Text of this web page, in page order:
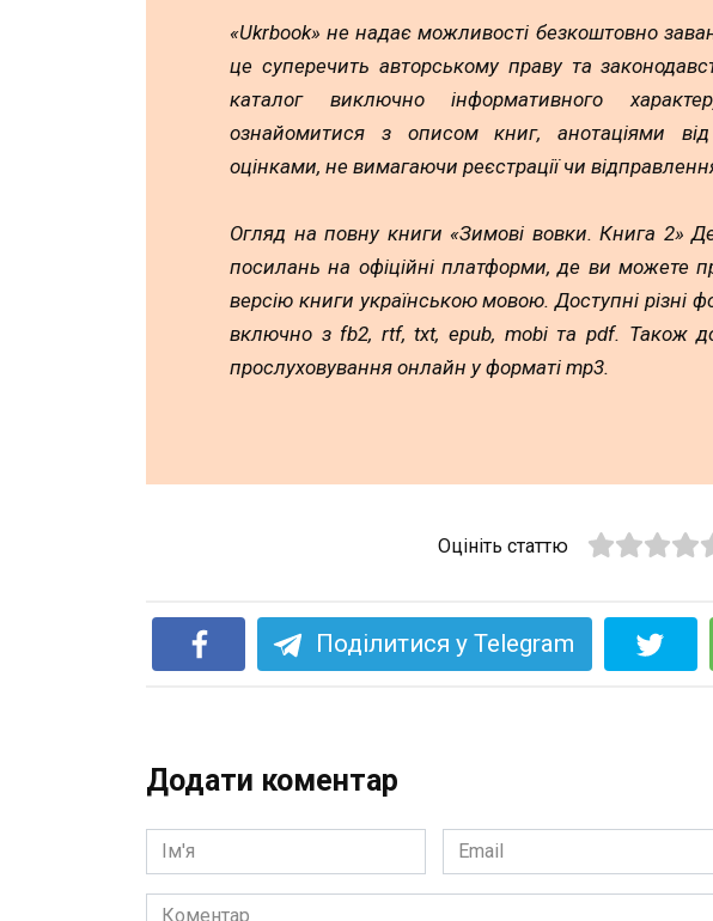
«Ukrbook» не надає можливості безкоштовно
це суперечить авторському праву та
каталог виключно інформативного
ознайомитися з описом книг, анотаціями
оцінками, не вимагаючи реєстрації чи
Огляд на повну книги «Зимові вовки. Книга 2»
посилань на офіційні платформи, де ви можете
версію книги українською мовою. Доступні різні
включно з fb2, rtf, txt, epub, mobi та pdf. Також
прослуховування онлайн у форматі mp3.
Оцініть статтю
Поділитися у Telegram
Додати коментар
Ім'я
*
Email
*
Коментар